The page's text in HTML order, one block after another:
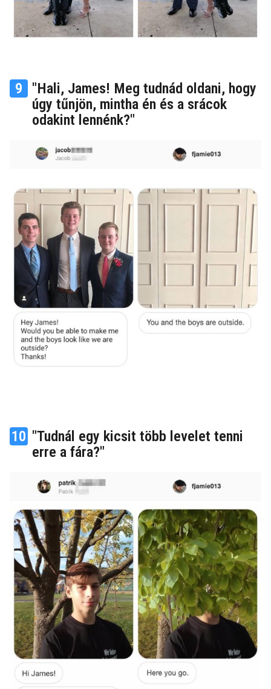
9
"Hali, James! Meg tudnád oldani, hogy
úgy tűnjön, mintha én és a srácok
odakint lennénk?"
10 "Tudnál egy kicsit több levelet tenni
erre a fára?"